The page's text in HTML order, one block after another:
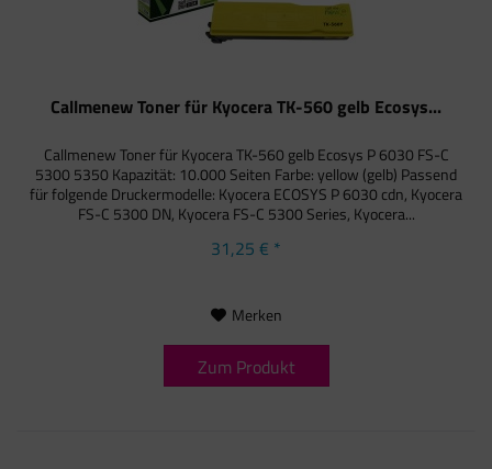
Callmenew Toner für Kyocera TK-560 gelb Ecosys...
Callmenew Toner für Kyocera TK-560 gelb Ecosys P 6030 FS-C
5300 5350 Kapazität: 10.000 Seiten Farbe: yellow (gelb) Passend
für folgende Druckermodelle: Kyocera ECOSYS P 6030 cdn, Kyocera
FS-C 5300 DN, Kyocera FS-C 5300 Series, Kyocera...
31,25 € *
Merken
Zum Produkt